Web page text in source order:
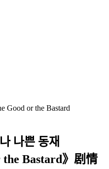
Good or the Bastard
나쁜 동재
the Bastard》剧情